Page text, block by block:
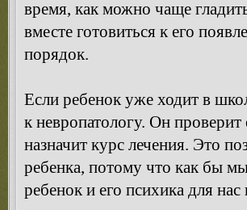
время, как можно чаще
вместе готовиться к его
порядок.
Если ребенок уже ходит в
к невропатологу. Он
назначит курс лечения. Это
ребенка, потому что как бы
ребенок и его психика для нас